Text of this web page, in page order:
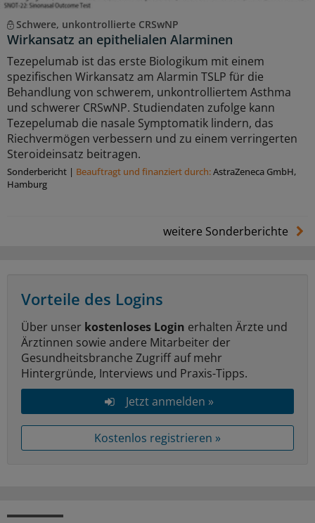
Schwere, unkontrollierte CRSwNP
Wirkansatz an epithelialen Alarminen
Tezepelumab ist das erste Biologikum mit einem
spezifischen Wirkansatz am Alarmin TSLP für die
Behandlung von schwerem, unkontrolliertem Asthma
und schwerer CRSwNP. Studiendaten zufolge kann
Tezepelumab die nasale Symptomatik lindern, das
Riechvermögen verbessern und zu einem verringerten
Steroideinsatz beitragen.
Sonderbericht | Beauftragt und ﬁnanziert durch:AstraZeneca GmbH,
Hamburg
weitere Sonderberichte
Vorteile des Logins
Über unser kostenloses Login erhalten Ärzte und
Ärztinnen sowie andere Mitarbeiter der
Gesundheitsbranche Zugriff auf mehr
Hintergründe, Interviews und Praxis-Tipps.
Jetzt anmelden »
Kostenlos registrieren »